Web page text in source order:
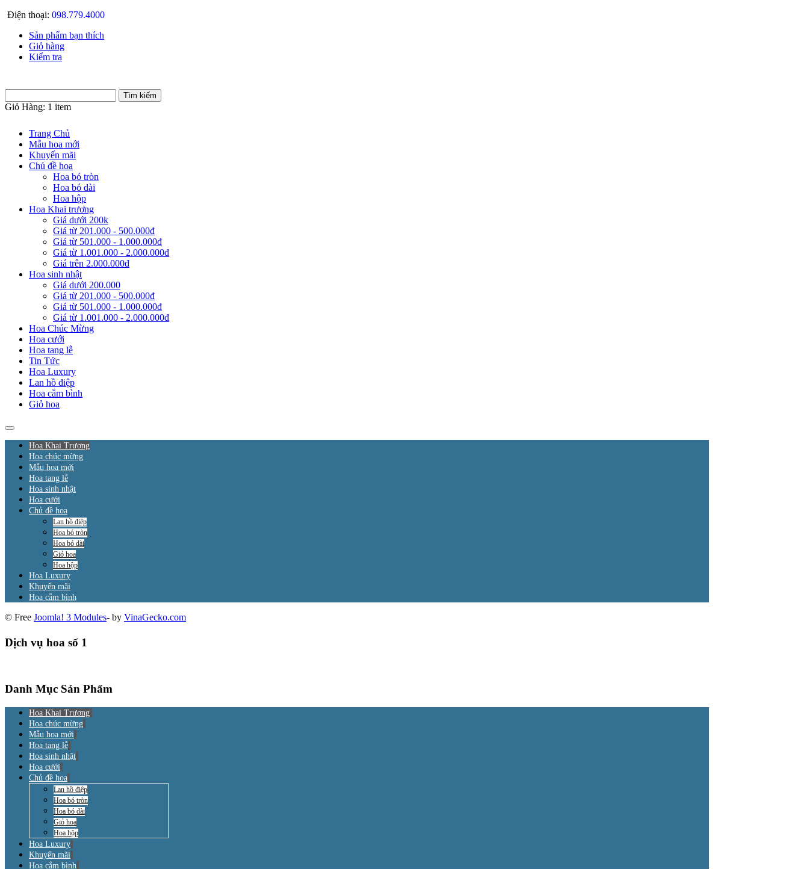
Điện thoại: 098.779.4000
Sản phẩm bạn thích
Giỏ hàng
Kiểm tra
Giỏ Hàng: 1 item
Trang Chủ
Mẫu hoa mới
Khuyến mãi
Chủ đề hoa
Hoa bó tròn
Hoa bó dài
Hoa hộp
Hoa Khai trương
Giá dưới 200k
Giá từ 201.000 - 500.000đ
Giá từ 501.000 - 1.000.000đ
Giá từ 1.001.000 - 2.000.000đ
Giá trên 2.000.000đ
Hoa sinh nhật
Giá dưới 200.000
Giá từ 201.000 - 500.000đ
Giá từ 501.000 - 1.000.000đ
Giá từ 1.001.000 - 2.000.000đ
Hoa Chúc Mừng
Hoa cưới
Hoa tang lễ
Tin Tức
Hoa Luxury
Lan hồ điệp
Hoa cắm bình
Giỏ hoa
Hoa Khai Trương
Hoa chúc mừng
Mẫu hoa mới
Hoa tang lễ
Hoa sinh nhật
Hoa cưới
Chủ đề hoa
Lan hồ điệp
Hoa bó tròn
Hoa bó dài
Giỏ hoa
Hoa hộp
Hoa Luxury
Khuyến mãi
Hoa cắm bình
© Free Joomla! 3 Modules- by VinaGecko.com
Dịch vụ hoa số 1
Danh Mục Sản Phẩm
Hoa Khai Trương
Hoa chúc mừng
Mẫu hoa mới
Hoa tang lễ
Hoa sinh nhật
Hoa cưới
Chủ đề hoa
Lan hồ điệp
Hoa bó tròn
Hoa bó dài
Giỏ hoa
Hoa hộp
Hoa Luxury
Khuyến mãi
Hoa cắm bình